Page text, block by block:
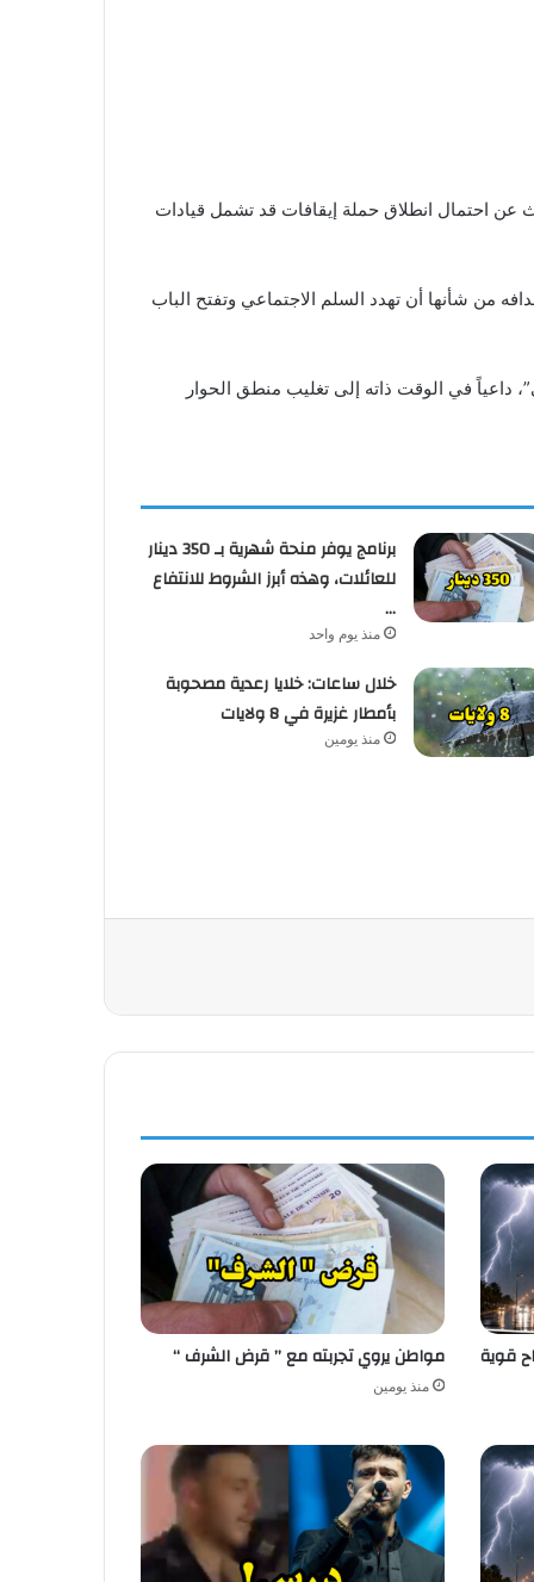
عن احتمال انطلاق حملة إيقافات قد تشمل قيادات
من شأنها أن تهدد السلم الاجتماعي وتفتح الباب
داعياً في الوقت ذاته إلى تغليب منطق الحوار
برنامج يوفر منحة شهرية بـ 350 دينار
للعائلات، وهذه أبرز الشروط للانتفاع
…
منذ يوم واحد
خلال ساعات: خلايا رعدية مصحوبة
بأمطار غزيرة في 8 ولايات
منذ يومين
قوية مواطن يروي تجربته مع ” قرض الشرف “
منذ يومين